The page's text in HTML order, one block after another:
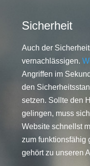
Sicherheit
Auch der
vernachlässigen.
Angriffen im
den
setzen. Sollte den
gelingen, muss
Website schnellst
zum funktionsfähig
gehört zu unseren